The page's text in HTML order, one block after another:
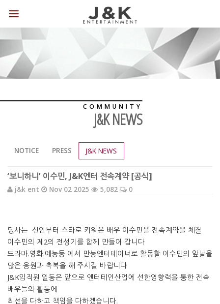
COMMUNITY
J&K NEWS
NOTICE PRESS J&K NEWS
‘보니하니’ 이수민, J&K엔터 전속계약 [공식]
j&k ent Nov 02 2025 5,082 0
당사는 신인부터 스타로 키워온 배우 이수민을 전속계약을 체결
이수민의 제2의 전성기를 함께 만들어 갑니다
드라마.영화.예능등 에서 만능엔터테이너로 활동할 이수민의 앞날을
많은 응원과 축복을 해 주시길 바랍니다
J&K임직원 일동은 앞으로 엔터테인산업에 선한영향력을 통한 전속
배우들의 활동에
최선을 다하고 책임을 다하겠습니다.